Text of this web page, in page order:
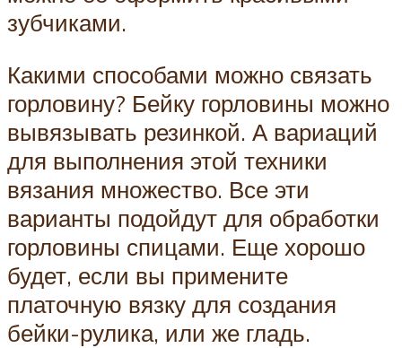
зубчиками.
Какими способами можно связать
горловину? Бейку горловины можно
вывязывать резинкой. А вариаций
для выполнения этой техники
вязания множество. Все эти
варианты подойдут для обработки
горловины спицами. Еще хорошо
будет, если вы примените
платочную вязку для создания
бейки-рулика, или же гладь.